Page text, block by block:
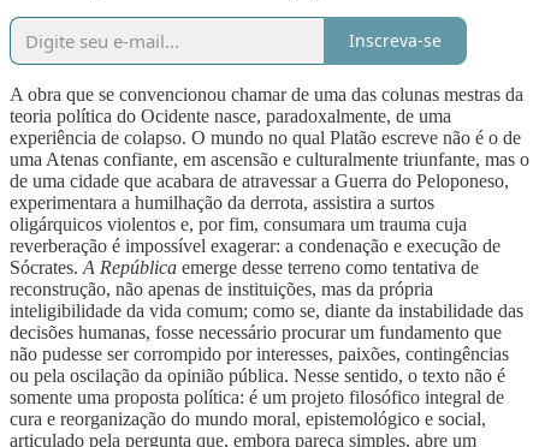
Inscreva-se
A obra que se convencionou chamar de uma das colunas mestras da
teoria política do Ocidente nasce, paradoxalmente, de uma
experiência de colapso. O mundo no qual Platão escreve não é o de
uma Atenas confiante, em ascensão e culturalmente triunfante, mas o
de uma cidade que acabara de atravessar a Guerra do Peloponeso,
experimentara a humilhação da derrota, assistira a surtos
oligárquicos violentos e, por fim, consumara um trauma cuja
reverberação é impossível exagerar: a condenação e execução de
Sócrates. A República emerge desse terreno como tentativa de
reconstrução, não apenas de instituições, mas da própria
inteligibilidade da vida comum; como se, diante da instabilidade das
decisões humanas, fosse necessário procurar um fundamento que
não pudesse ser corrompido por interesses, paixões, contingências
ou pela oscilação da opinião pública. Nesse sentido, o texto não é
somente uma proposta política: é um projeto filosófico integral de
cura e reorganização do mundo moral, epistemológico e social,
articulado pela pergunta que, embora pareça simples, abre um